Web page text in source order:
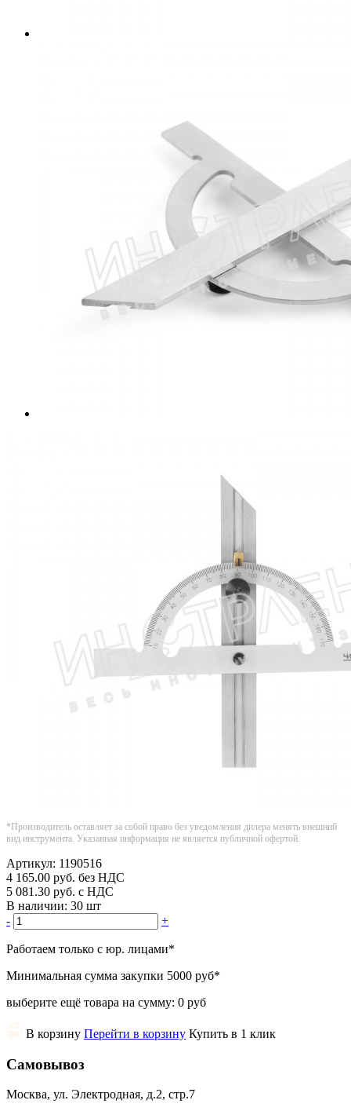
*Производитель оставляет за собой право без уведомления дилера менять внешний
вид инструмента. Указанная информация не является публичной офертой.
Артикул: 1190516
4 165.00 руб. без НДС
5 081.30 руб. с НДС
В наличии: 30 шт
-
+
Работаем только с юр. лицами*
Минимальная сумма закупки 5000 руб*
выберите ещё товара на сумму: 0 руб
В корзину Перейти в корзину Купить в 1 клик
Самовывоз
Москва, ул. Электродная, д.2, стр.7